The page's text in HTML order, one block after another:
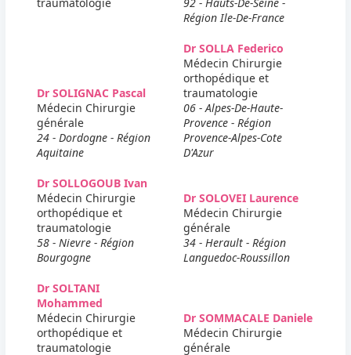
Région Ile-De-France
Dr SOLIGNAC Pascal
Médecin Chirurgie
générale
24 - Dordogne - Région
Aquitaine
Dr SOLLA Federico
Médecin Chirurgie
orthopédique et
traumatologie
06 - Alpes-De-Haute-
Provence - Région
Provence-Alpes-Cote
D'Azur
Dr SOLLOGOUB Ivan
Médecin Chirurgie
orthopédique et
traumatologie
58 - Nievre - Région
Bourgogne
Dr SOLOVEI Laurence
Médecin Chirurgie
générale
34 - Herault - Région
Languedoc-Roussillon
Dr SOLTANI
Mohammed
Médecin Chirurgie
orthopédique et
traumatologie
Dr SOMMACALE Daniele
Médecin Chirurgie
générale